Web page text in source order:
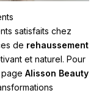
satisfaits chez
de rehaussement
et naturel. Pour
page Alisson Beauty